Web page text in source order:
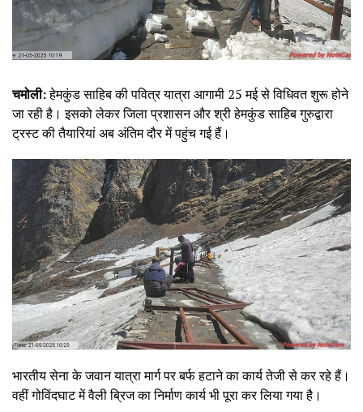
चमोली:हेमकुंड साहिब की पवित्र यात्रा आगामी 25 मई से विधिवत शुरू होने
जा रही है। इसको लेकर जिला प्रशासन और श्री हेमकुंड साहिब गुरुद्वारा
ट्रस्ट की तैयारियां अब अंतिम दौर में पहुंच गई हैं।
भारतीय सेना के जवान यात्रा मार्ग पर बर्फ हटाने का कार्य तेजी से कर रहे हैं।
वहीं गोविंदघाट में वैली ब्रिज का निर्माण कार्य भी पूरा कर लिया गया है।